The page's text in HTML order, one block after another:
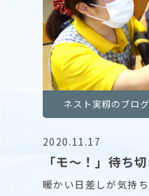
ネスト実籾のブログ
2020.11.17
「モ〜！」待ち
暖かい日差しが気持